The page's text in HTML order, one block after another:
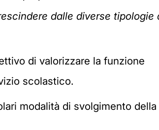
dalle diverse tipologie
di valorizzare la funzione
scolastico.
modalità di svolgimento della